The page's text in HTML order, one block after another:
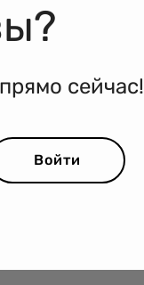
сейчас!
Войти